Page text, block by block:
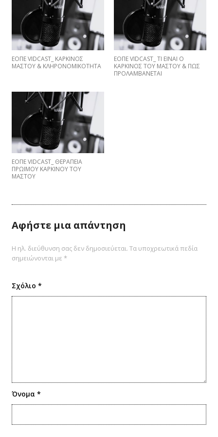
ΕΟΠΕ VIDCAST_ ΚΑΡΚΙΝΟΣ
ΜΑΣΤΟΥ & ΚΛΗΡΟΝΟΜΙΚΟΤΗΤΑ
EΟΠΕ VIDCAST_ ΤΙ ΕΙΝΑΙ Ο
ΚΑΡΚΙΝΟΣ ΤΟΥ ΜΑΣΤΟΥ & ΠΩΣ
ΠΡΟΛΑΜΒΑNETAI
ΕΟΠΕ VIDCAST_ ΘΕΡΑΠΕΙΑ
ΠΡΩΙΜΟΥ ΚΑΡΚΙΝΟΥ ΤΟΥ
ΜΑΣΤΟΥ
Αφήστε μια απάντηση
Η ηλ. διεύθυνση σας δεν δημοσιεύεται. Τα υποχρεωτικά πεδία
σημειώνονται με *
Σχόλιο *
Όνομα *